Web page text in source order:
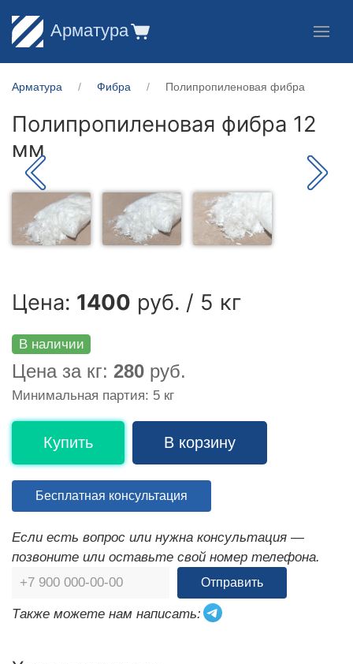
Арматура
Арматура Фибра Полипропиленовая фибра
Полипропиленовая фибра 12
мм
Цена: 1400 руб. / 5 кг
В наличии
Цена за кг: 280 руб.
Минимальная партия: 5 кг
Купить В корзину
Бесплатная консультация
Если есть вопрос или нужна консультация —
позвоните или оставьте свой номер телефона.
Отправить
Также можете нам написать: